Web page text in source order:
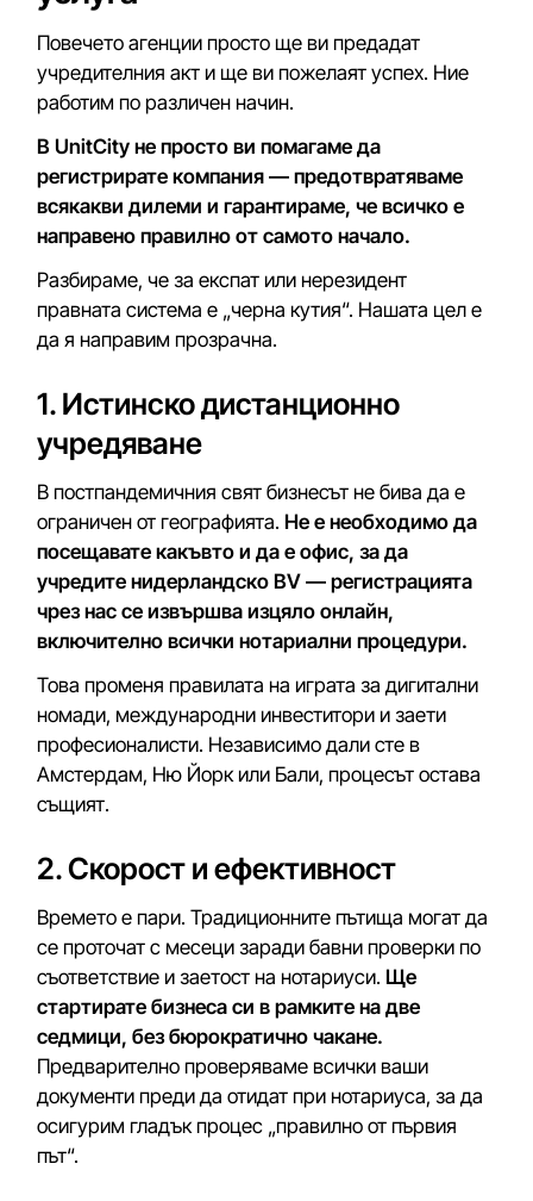
Повечето агенции просто ще ви предадат
учредителния акт и ще ви пожелаят успех. Ние
работим по различен начин.
В UnitCity не просто ви помагаме да
регистрирате компания — предотвратяваме
всякакви дилеми и гарантираме, че всичко е
направено правилно от самото начало.
Разбираме, че за експат или нерезидент
правната система е „черна кутия“. Нашата цел е
да я направим прозрачна.
1. Истинско дистанционно
учредяване
В постпандемичния свят бизнесът не бива да е
ограничен от географията. Не е необходимо да
посещавате какъвто и да е офис, за да
учредите нидерландско BV — регистрацията
чрез нас се извършва изцяло онлайн,
включително всички нотариални процедури.
Това променя правилата на играта за дигитални
номади, международни инвеститори и заети
професионалисти. Независимо дали сте в
Амстердам, Ню Йорк или Бали, процесът остава
същият.
2. Скорост и ефективност
Времето е пари. Традиционните пътища могат да
се проточат с месеци заради бавни проверки по
съответствие и заетост на нотариуси. Ще
стартирате бизнеса си в рамките на две
седмици, без бюрократично чакане.
Предварително проверяваме всички ваши
документи преди да отидат при нотариуса, за да
осигурим гладък процес „правилно от първия
път“.